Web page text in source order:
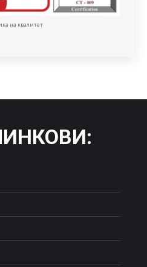
на квалитет
: